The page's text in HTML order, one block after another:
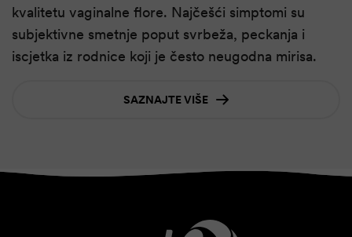
kvalitetu vaginalne flore. Najčešći simptomi su
subjektivne smetnje poput svrbeža, peckanja i
iscjetka iz rodnice koji je često neugodna mirisa.
SAZNAJTE VIŠE